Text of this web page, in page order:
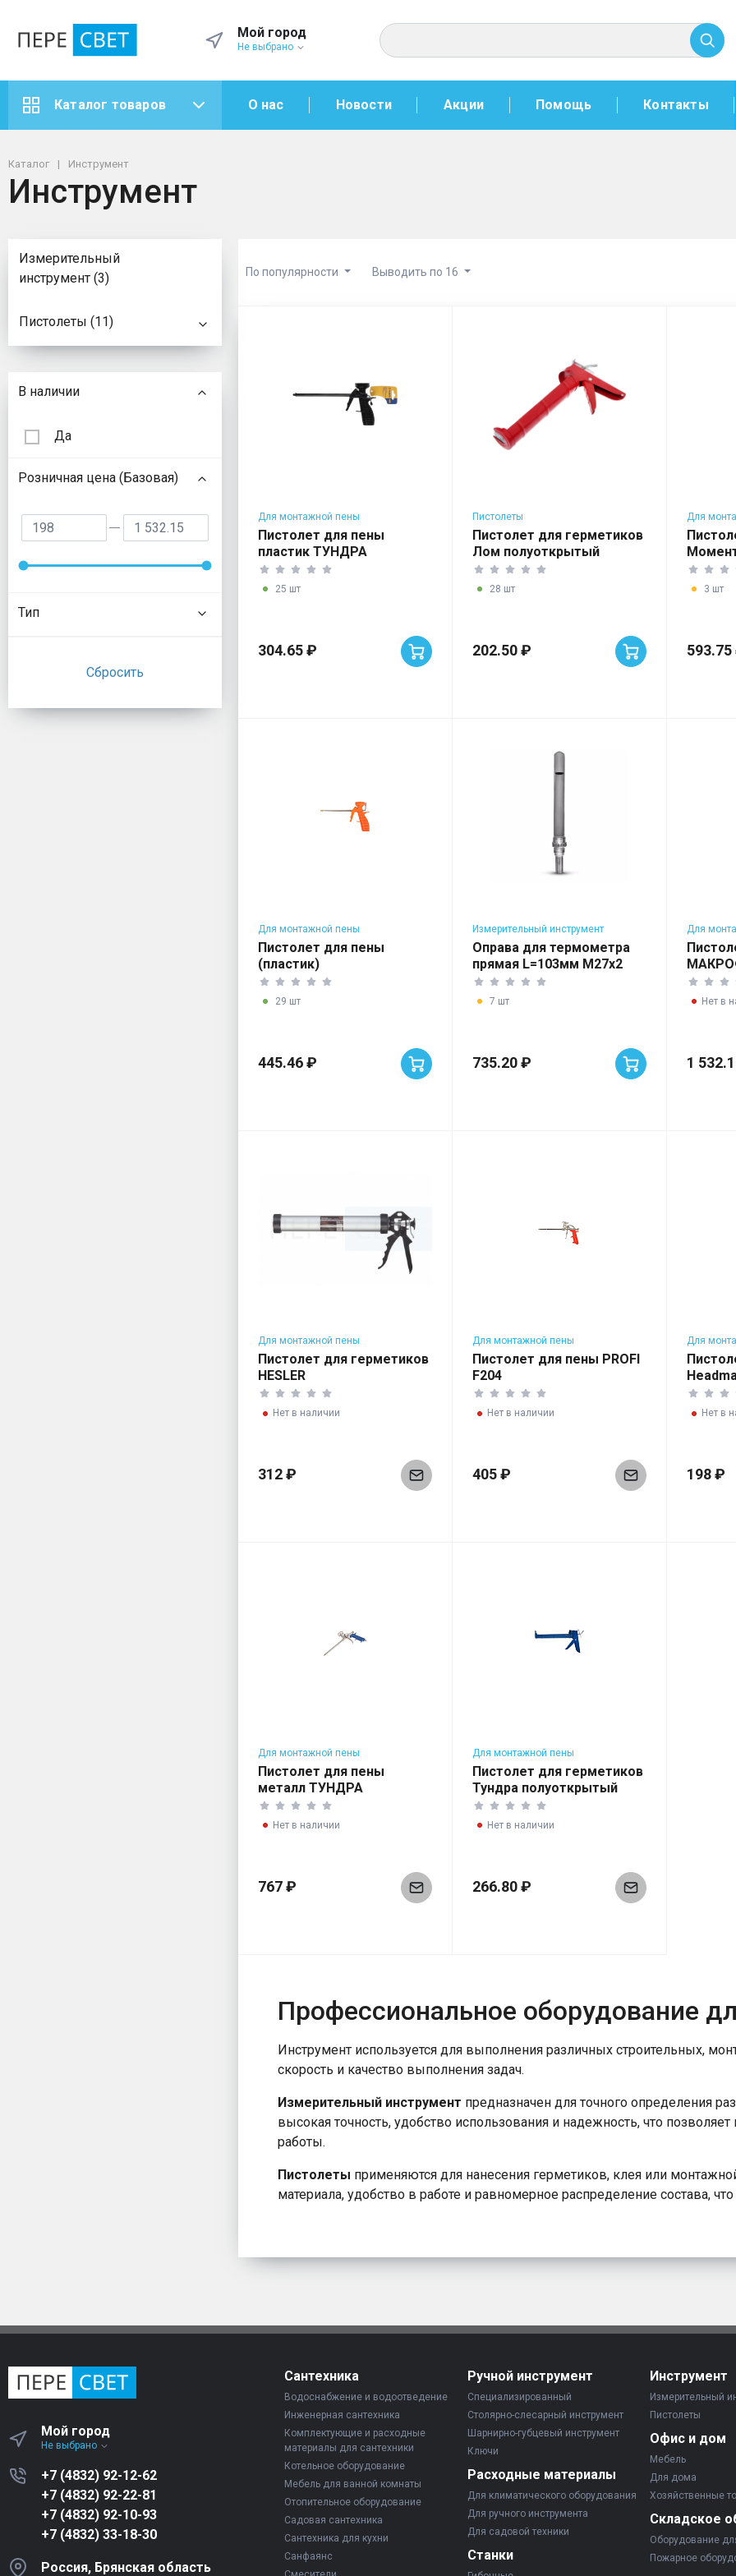
Мой город
Не выбрано
Каталог товаров О нас Новости Акции Помощь Контакты
Каталог Инструмент
Инструмент
По популярности Выводить по 16
Для монтажной пены
Пистолет для пены
пластик ТУНДРА
25 шт
304.65 ₽
Пистолеты
Пистолет для герметиков
Лом полуоткрытый
28 шт
202.50 ₽
Для
3 шт
593.75
Для монтажной пены
Пистолет для пены
(пластик)
29 шт
445.46 ₽
Измерительный инструмент
Оправа для термометра
прямая L=103мм M27x2
300C
7 шт
735.20 ₽
Для
Нет в
1
Для монтажной пены
Пистолет для герметиков
HESLER
Нет в наличии
312 ₽
Для монтажной пены
Пистолет для пены PROFI
F204
Нет в наличии
405 ₽
Для
Нет в
198 ₽
Для монтажной пены
Пистолет для пены
металл ТУНДРА
Нет в наличии
767 ₽
Для монтажной пены
Пистолет для герметиков
Тундра полуоткрытый
Нет в наличии
266.80 ₽
Профессиональное оборудование
Инструмент используется для выполнения различных строительных,
скорость и качество выполнения задач.
Измерительный инструмент предназначен для точного определения
высокая точность, удобство использования и надежность, что
работы.
Пистолеты применяются для нанесения герметиков, клея или
материала, удобство в работе и равномерное распределение состава,
Измерительный
инструмент (3)
Пистолеты (11)
Подбор параметров
В наличии
Да
Розничная цена (Базовая)
Тип
Мой город
Не выбрано
+7 (4832) 92-12-62
+7 (4832) 92-22-81
+7 (4832) 92-10-93
+7 (4832) 33-18-30
Россия, Брянская область
Сантехника
Водоснабжение и водоотведение
Инженерная сантехника
Комплектующие и расходные
материалы для сантехники
Котельное оборудование
Мебель для ванной комнаты
Отопительное оборудование
Садовая сантехника
Сантехника для кухни
Санфаянс
Ручной инструмент
Специализированный
Столярно-слесарный инструмент
Шарнирно-губцевый инструмент
Ключи
Расходные материалы
Для климатического оборудования
Для ручного инструмента
Для садовой техники
Станки
Инструмент
Измерительный
Пистолеты
Офис и дом
Мебель
Для дома
Хозяйственные
Складское
Оборудование
Пожарное